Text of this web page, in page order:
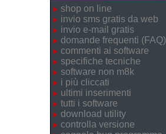
shop on line
invio sms gratis da web
invio e-mail gratis
domande frequenti (FAQ)
commenti ai software
specifiche tecniche
software non m8k
i più cliccati
ultimi inserimenti
tutti i software
download utility
controlla versione